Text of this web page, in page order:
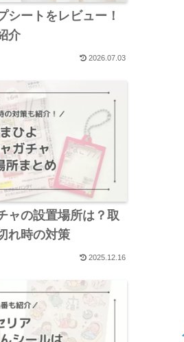
シートをレビュー！
介
2026.07.03
ャの設置場所は？取
れ時の対策
2025.12.16